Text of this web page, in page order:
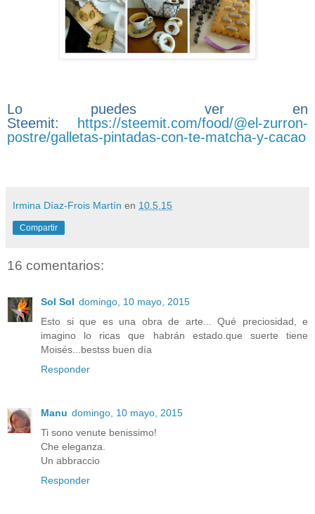
Lo puedes ver en
Steemit:
https://steemit.com/food/@el-zurron-
postre/galletas-pintadas-con-te-matcha-y-cacao
Irmina Díaz-Frois Martín en 10.5.15
Compartir
16 comentarios:
Sol Sol domingo, 10 mayo, 2015
Esto si que es una obra de arte... Qué preciosidad, e
imagino lo ricas que habrán estado.que suerte tiene
Moisés...bestss buen día
Responder
Manu domingo, 10 mayo, 2015
Ti sono venute benissimo!
Che eleganza.
Un abbraccio
Responder